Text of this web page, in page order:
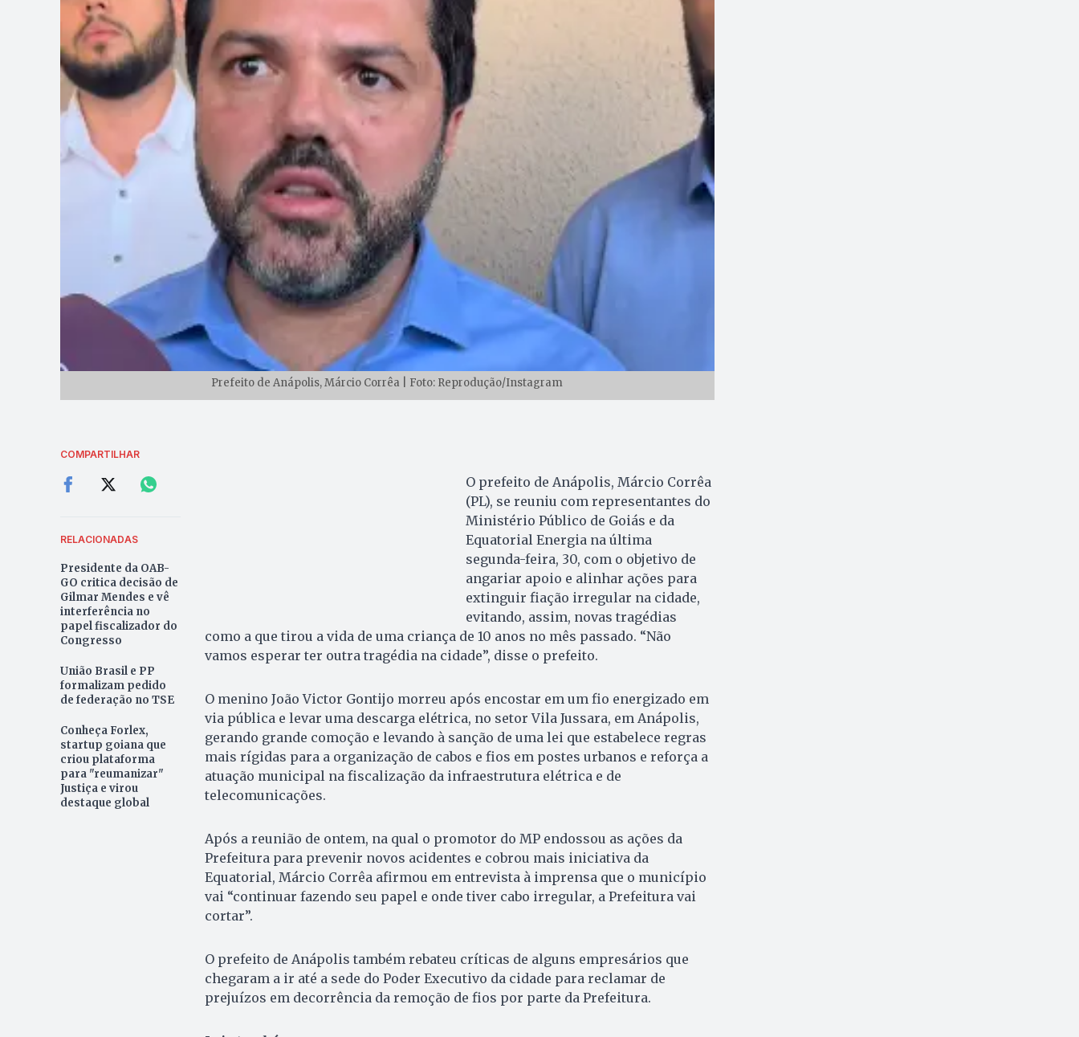
Prefeito de Anápolis, Márcio Corrêa | Foto: Reprodução/Instagram
COMPARTILHAR
RELACIONADAS
Presidente da OAB-
GO critica decisão de
Gilmar Mendes e vê
interferência no
papel fiscalizador do
Congresso
União Brasil e PP
formalizam pedido
de federação no TSE
Conheça Forlex,
startup goiana que
criou plataforma
para "reumanizar"
Justiça e virou
destaque global
O prefeito de Anápolis, Márcio Corrêa
(PL), se reuniu com representantes do
Ministério Público de Goiás e da
Equatorial Energia na última
segunda-feira, 30, com o objetivo de
angariar apoio e alinhar ações para
extinguir fiação irregular na cidade,
evitando, assim, novas tragédias
como a que tirou a vida de uma criança de 10 anos no mês passado. “Não
vamos esperar ter outra tragédia na cidade”, disse o prefeito.
O menino João Victor Gontijo morreu após encostar em um fio energizado em
via pública e levar uma descarga elétrica, no setor Vila Jussara, em Anápolis,
gerando grande comoção e levando à sanção de uma lei que estabelece regras
mais rígidas para a organização de cabos e fios em postes urbanos e reforça a
atuação municipal na fiscalização da infraestrutura elétrica e de
telecomunicações.
Após a reunião de ontem, na qual o promotor do MP endossou as ações da
Prefeitura para prevenir novos acidentes e cobrou mais iniciativa da
Equatorial, Márcio Corrêa afirmou em entrevista à imprensa que o município
vai “continuar fazendo seu papel e onde tiver cabo irregular, a Prefeitura vai
cortar”.
O prefeito de Anápolis também rebateu críticas de alguns empresários que
chegaram a ir até a sede do Poder Executivo da cidade para reclamar de
prejuízos em decorrência da remoção de fios por parte da Prefeitura.